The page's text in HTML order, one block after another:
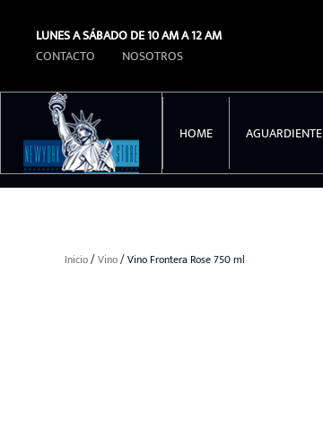
Ir al contenido principal
LUNES A SÁBADO DE 10 AM A 12 AM
CONTACTO
NOSOTROS
HOME AGUARDIENTE
Inicio/Vino/ Vino Frontera Rose 750 ml